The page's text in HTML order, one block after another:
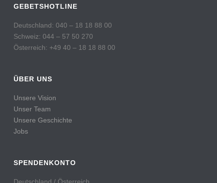
GEBETSHOTLINE
Deutschland: 040 – 18 18 88 00
Schweiz: 044 – 57 50 270
Österreich: +49 40 – 18 18 88 00
ÜBER UNS
Unsere Vision
Unser Team
Unsere Geschichte
Jobs
SPENDENKONTO